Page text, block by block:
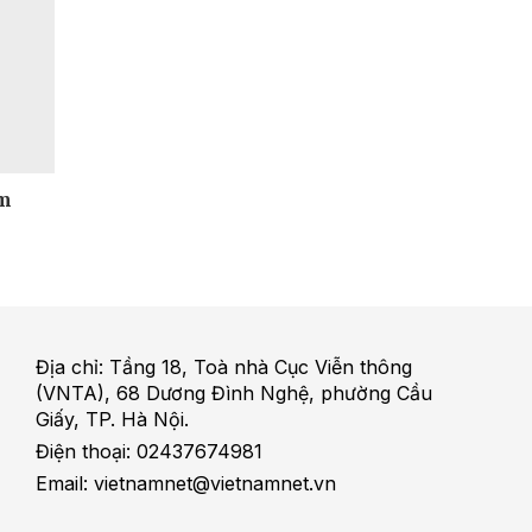
Địa chỉ: Tầng 18, Toà nhà Cục Viễn thông
(VNTA), 68 Dương Đình Nghệ, phường Cầu
Giấy, TP. Hà Nội.
Điện thoại: 02437674981
Email: vietnamnet@vietnamnet.vn